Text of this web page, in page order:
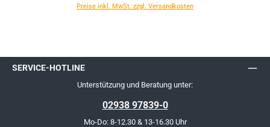
Preise inkl. MwSt. zzgl. Versandkosten
SERVICE-HOTLINE
Unterstützung und Beratung unter:
02938 97839-0
Mo-Do: 8-12.30 & 13-16.30 Uhr